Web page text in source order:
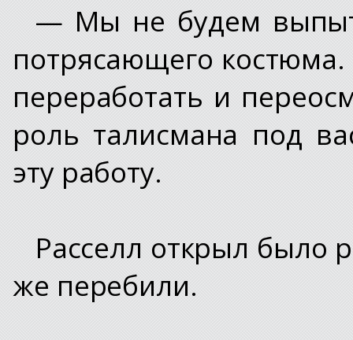
— Мы не будем
потрясающего
переработать и
роль талисмана под
эту работу.
Расселл открыл было
же перебили.